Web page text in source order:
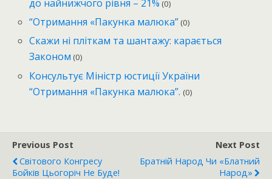
до найнижчого рівня – 21% (0)
“Отримання «Пакунка малюка” (0)
Скажи ні пліткам та шантажу: карається
Законом (0)
Консультує Міністр юстиції України
“Отримання «Пакунка малюка”. (0)
Previous Post
Світового Конгресу
Бойків Цьогоріч Не Буде!
Next Post
Братній Народ Чи «блатний
Народ»